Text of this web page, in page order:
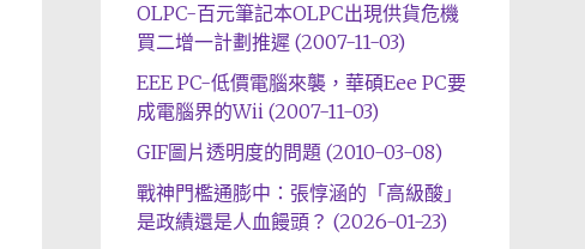
OLPC-百元筆記本OLPC出現供貨危機
買二增一計劃推遲 (2007-11-03)
EEE PC-低價電腦來襲，華碩Eee PC要
成電腦界的Wii (2007-11-03)
GIF圖片透明度的問題 (2010-03-08)
戰神門檻通膨中：張惇涵的「高級酸」
是政績還是人血饅頭？ (2026-01-23)